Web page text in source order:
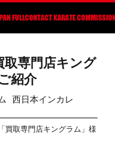
専門店キング
紹介
西日本インカレ
買取専門店キングラム」様